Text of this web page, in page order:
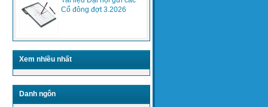
Cổ đông đợt 3.2026
Xem nhiều nhất
Danh ngôn